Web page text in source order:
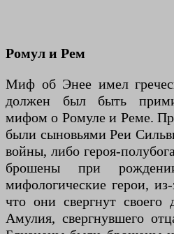
Ромул и Рем
Миф об Энее имел
должен был быть
мифом о Ромуле и Реме.
были сыновьями Реи
войны, либо героя-
брошены при
мифологические герои,
что они свергнут своего
Амулия, свергнувшего